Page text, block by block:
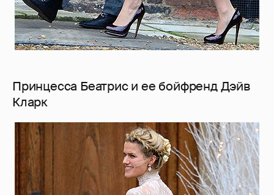
Принцесса Беатрис и ее бойфренд Дэйв
Кларк